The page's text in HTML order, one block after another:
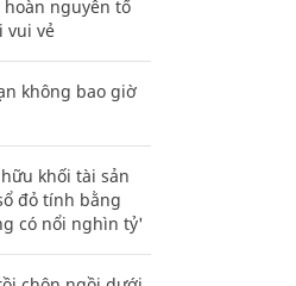
nguyên tố
vui vẻ
không bao giờ
khối tài sản
đỏ tính bằng
có nổi nghìn tỷ'